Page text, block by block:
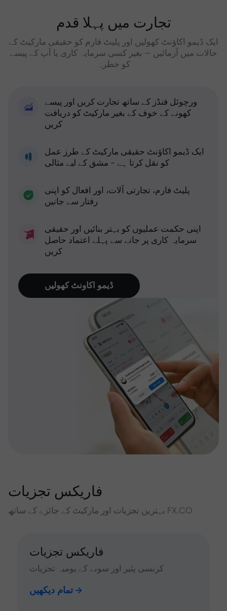
تجارت میں پہلا قدم
ایک ڈیمو اکاؤنٹ کھولیں اور پلیٹ فارم کو حقیقی مارکیٹ کے
حالات میں آزمائیں — بغیر کسی سرمایہ کاری یا آپ کے پیسے
کو خطرہ
ورچوئل فنڈز کے ساتھ تجارت کریں اور پیسے
کھونے کے خوف کے بغیر مارکیٹ کو دریافت
کریں
ایک ڈیمو اکاؤنٹ حقیقی مارکیٹ کے طرز عمل
کو نقل کرتا ہے - مشق کے لیے مثالی
پلیٹ فارم، تجارتی آلات، اور افعال کو اپنی
رفتار سے جانیں
اپنی حکمت عملیوں کو بہتر بنائیں اور حقیقی
سرمایہ کاری پر جانے سے پہلے اعتماد حاصل
کریں
ڈیمو اکاونٹ کھولیں
فاریکس تجزیات
بہترین تجزیات اور مارکیٹ کے جائزے کے ساتھ FX.CO
فاریکس تجزیات
کرنسی پئیر اور سونے کے یومیہ تجزیات
تمام دیکھیں